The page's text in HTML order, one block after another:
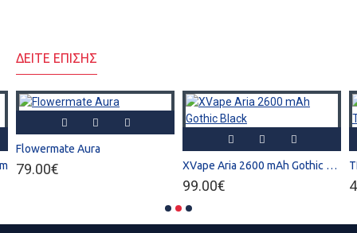
ΔΕΙΤΕ ΕΠΙΣΗΣ
Flowermate Aura
79.00€ XVape Aria 2600 mAh Gothic Black
99.00€